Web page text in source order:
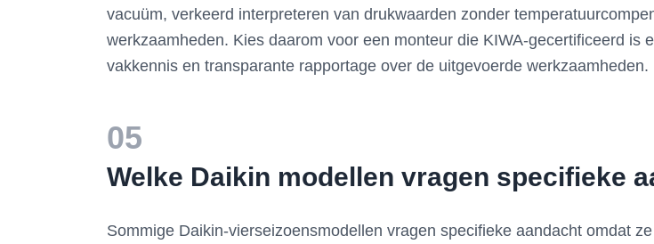
vacuüm, verkeerd interpreteren van drukwaarden zonder
werkzaamheden. Kies daarom voor een monteur die KIWA-gecertificeerd is
vakkennis en transparante rapportage over de uitgevoerde werkzaamheden.
05
Welke Daikin modellen vragen specifieke
Sommige Daikin-vierseizoensmodellen vragen specifieke aandacht omdat